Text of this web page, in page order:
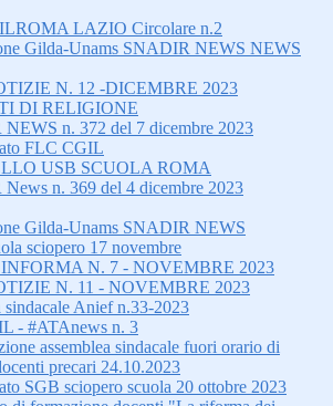
LAZIO Circolare n.2
Gilda-Unams SNADIR NEWS NEWS
N. 12 -DICEMBRE 2023
DI RELIGIONE
n. 372 del 7 dicembre 2023
FLC CGIL
USB SCUOLA ROMA
n. 369 del 4 dicembre 2023
Gilda-Unams SNADIR NEWS
sciopero 17 novembre
N. 7 - NOVEMBRE 2023
N. 11 - NOVEMBRE 2023
sindacale Anief n.33-2023
- #ATAnews n. 3
assemblea sindacale fuori orario di
precari 24.10.2023
SGB sciopero scuola 20 ottobre 2023